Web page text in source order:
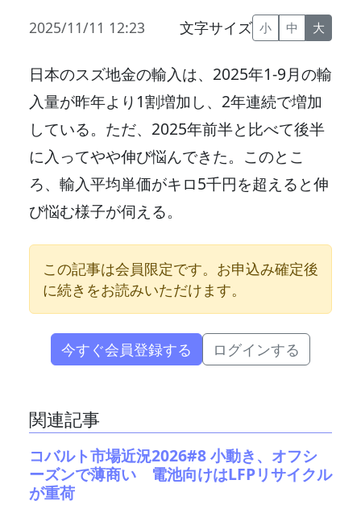
2025/11/11 12:23 文字サイズ 小 中 大
日本のスズ地金の輸入は、2025年1-9月の輸
入量が昨年より1割増加し、2年連続で増加
している。ただ、2025年前半と比べて後半
に入ってやや伸び悩んできた。このとこ
ろ、輸入平均単価がキロ5千円を超えると伸
び悩む様子が伺える。
この記事は会員限定です。お申込み確定後
に続きをお読みいただけます。
今すぐ会員登録する ログインする
関連記事
コバルト市場近況2026#8 小動き、オフシ
ーズンで薄商い 電池向けはLFPリサイクル
が重荷